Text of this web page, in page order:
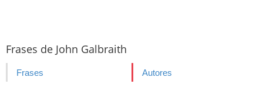
Frases de John Galbraith
Frases Autores